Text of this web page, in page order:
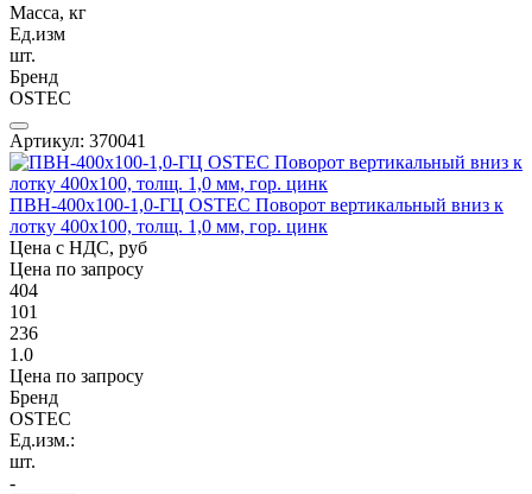
Масса, кг
Ед.изм
шт.
Бренд
OSTEC
Артикул: 370041
ПВН-400х100-1,0-ГЦ OSTEC Поворот вертикальный вниз к
лотку 400х100, толщ. 1,0 мм, гор. цинк
Цена с НДС, руб
Цена по запросу
404
101
236
1.0
Цена по запросу
Бренд
OSTEC
Ед.изм.:
шт.
-